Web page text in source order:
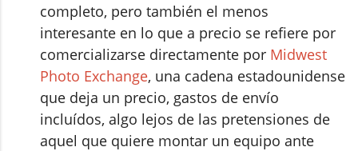
completo, pero también el menos
interesante en lo que a precio se refiere por
comercializarse directamente por Midwest
Photo Exchange, una cadena estadounidense
que deja un precio, gastos de envío
incluídos, algo lejos de las pretensiones de
aquel que quiere montar un equipo ante